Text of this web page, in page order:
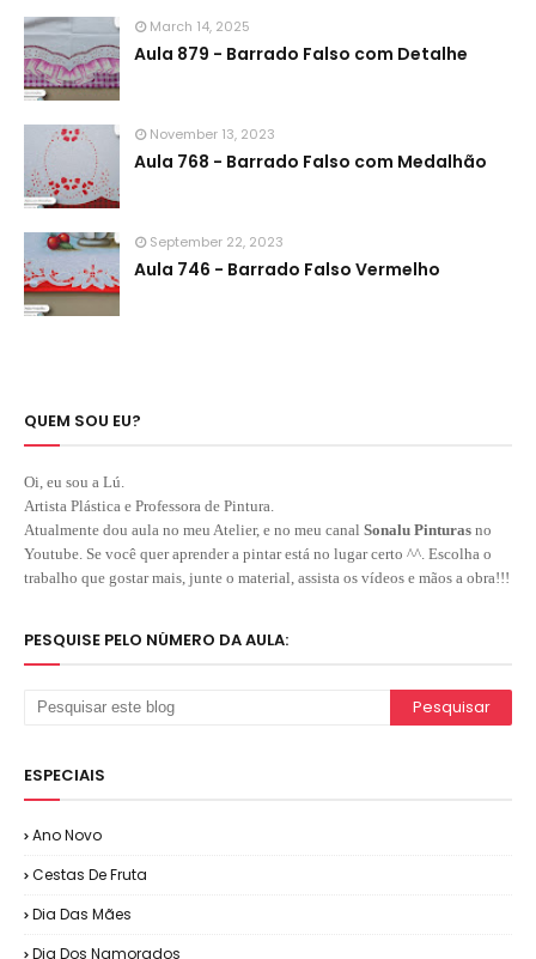
March 14, 2025
Aula 879 - Barrado Falso com Detalhe
November 13, 2023
Aula 768 - Barrado Falso com Medalhão
September 22, 2023
Aula 746 - Barrado Falso Vermelho
QUEM SOU EU?
Oi, eu sou a Lú.
Artista Plástica e Professora de Pintura.
Atualmente dou aula no meu Atelier, e no meu canal Sonalu Pinturas no
Youtube. Se você quer aprender a pintar está no lugar certo ^^. Escolha o
trabalho que gostar mais, junte o material, assista os vídeos e mãos a obra!!!
PESQUISE PELO NÚMERO DA AULA:
ESPECIAIS
Ano Novo
Cestas De Fruta
Dia Das Mães
Dia Dos Namorados